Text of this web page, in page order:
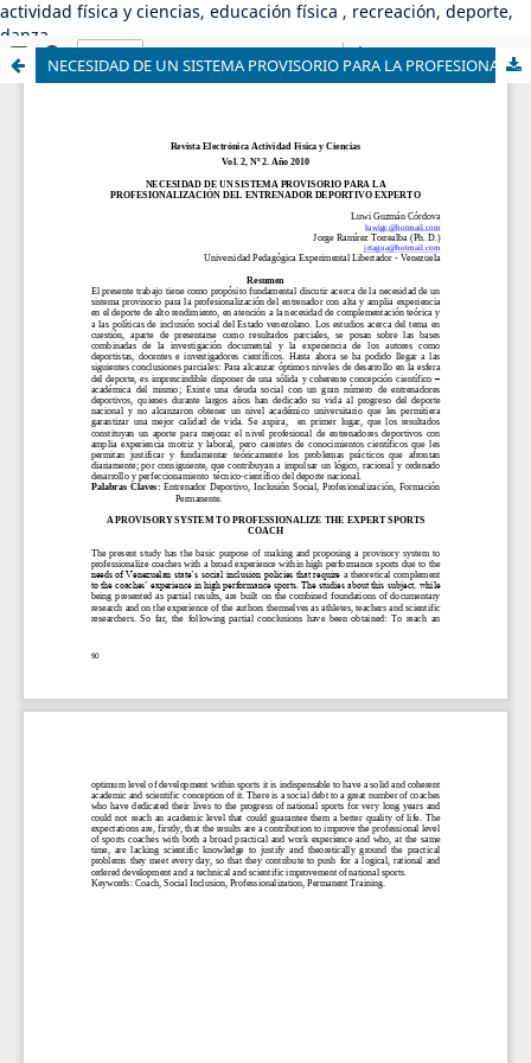
actividad física y ciencias, educación física , recreación, deporte,
danza
NECESIDAD DE UN SISTEMA PROVISORIO PARA LA PROFESIONALIZACIÓN DEL ENTRENADOR DEPORTIVO EXPERTO